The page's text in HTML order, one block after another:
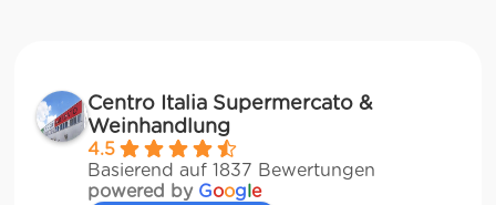
Centro Italia Supermercato &
Weinhandlung
4.5
Basierend auf 1837 Bewertungen
powered by Google